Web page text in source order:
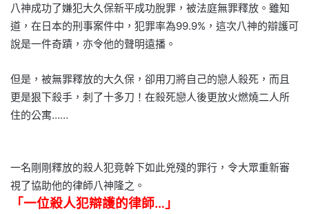
八神成功了嫌犯大久保新平成功脫罪，被法庭無罪釋放。雖知
道，在日本的刑事案件中，犯罪率為99.9%，這次八神的辯護可
說是一件奇蹟，亦令他的聲明遠播。
但是，被無罪釋放的大久保，卻用刀將自己的戀人殺死，而且
更是狠下殺手，刺了十多刀！在殺死戀人後更放火燃燒二人所
住的公寓……
一名剛剛釋放的殺人犯竟幹下如此兇殘的罪行，令大眾重新審
視了協助他的律師八神隆之。
「一位殺人犯辯護的律師…」